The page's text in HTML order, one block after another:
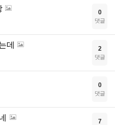
0
댓글
데 2
댓글
0
댓글
7